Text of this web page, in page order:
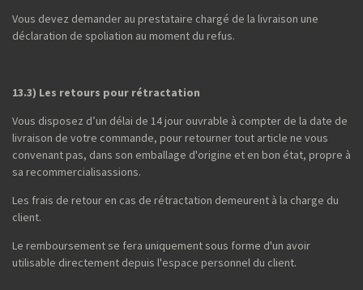
Vous devez demander au prestataire chargé de la livraison une
déclaration de spoliation au moment du refus.
13.3) Les retours pour rétractation
Vous disposez d’un délai de 14 jour ouvrable à compter de la date de
livraison de votre commande, pour retourner tout article ne vous
convenant pas, dans son emballage d'origine et en bon état, propre à
sa recommercialisassions.
Les frais de retour en cas de rétractation demeurent à la charge du
client.
Le remboursement se fera uniquement sous forme d'un avoir
utilisable directement depuis l'espace personnel du client.